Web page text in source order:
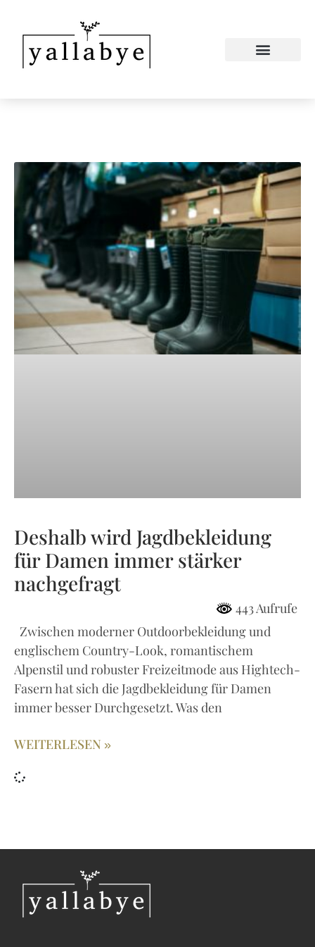
Deshalb wird Jagdbekleidung
für Damen immer stärker
nachgefragt
443 Aufrufe
Zwischen moderner Outdoorbekleidung und
englischem Country-Look, romantischem
Alpenstil und robuster Freizeitmode aus Hightech-
Fasern hat sich die Jagdbekleidung für Damen
immer besser Durchgesetzt. Was den
WEITERLESEN »